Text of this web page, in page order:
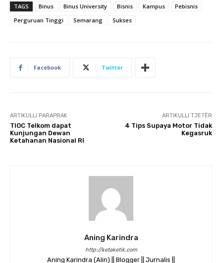
TAGS Binus Binus University Bisnis Kampus
Pebisnis
Perguruan Tinggi
Semarang Sukses
Facebook Twitter
ARTIKULLI PARAPRAK
TIOC Telkom dapat
Kunjungan Dewan
Ketahanan Nasional RI
ARTIKULLI TJETËR
4 Tips Supaya Motor Tidak
Kegasruk
Aning Karindra
http://ketaketik.com
Aning Karindra (Alin) || Blogger || Jurnalis ||